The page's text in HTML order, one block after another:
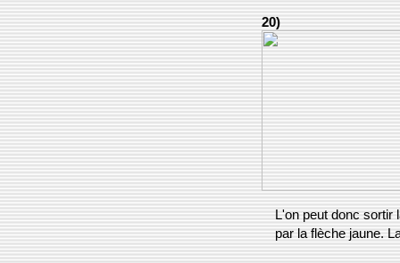
20)
L'on peut donc sortir
par la flèche jaune.